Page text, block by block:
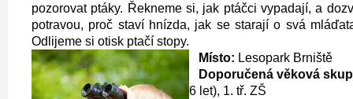
pozorovat ptáky. Řekneme si, jak ptáčci vypadají, a
potravou, proč staví hnízda, jak se starají o svá
Odlijeme si otisk ptačí stopy.
Místo: Lesopark Brniště
Doporučená věková
6 let), 1. tř. ZŠ